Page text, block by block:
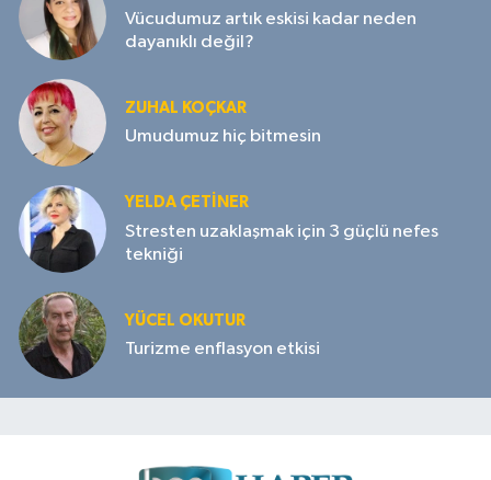
Vücudumuz artık eskisi kadar neden
dayanıklı değil?
ZUHAL KOÇKAR
Umudumuz hiç bitmesin
YELDA ÇETİNER
Stresten uzaklaşmak için 3 güçlü nefes
tekniği
YÜCEL OKUTUR
Turizme enflasyon etkisi